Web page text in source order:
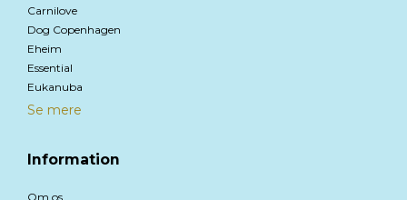
Carnilove
Dog Copenhagen
Eheim
Essential
Eukanuba
Se mere
Information
Om os